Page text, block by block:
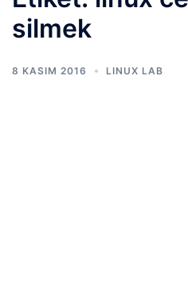
silmek
8 KASIM 2016 LINUX LAB